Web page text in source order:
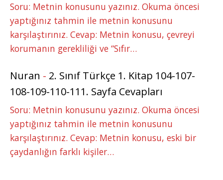
Soru: Metnin konusunu yazınız. Okuma öncesi
yaptığınız tahmin ile metnin konusunu
karşılaştırınız. Cevap: Metnin konusu, çevreyi
korumanın gerekliliği ve “Sıfır…
Nuran - 2. Sınıf Türkçe 1. Kitap 104-107-
108-109-110-111. Sayfa Cevapları
Soru: Metnin konusunu yazınız. Okuma öncesi
yaptığınız tahmin ile metnin konusunu
karşılaştırınız. Cevap: Metnin konusu, eski bir
çaydanlığın farklı kişiler…